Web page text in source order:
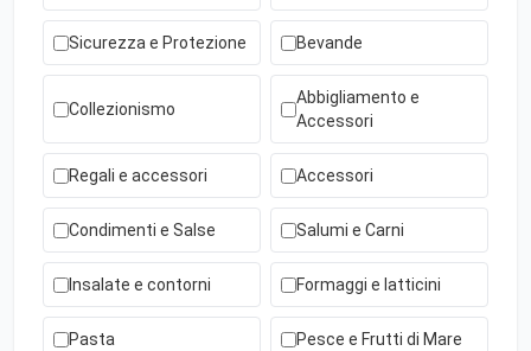
Sicurezza e Protezione Bevande
Collezionismo
Abbigliamento e
Accessori
Regali e accessori Accessori
Condimenti e Salse Salumi e Carni
Insalate e contorni Formaggi e latticini
Pasta Pesce e Frutti di Mare